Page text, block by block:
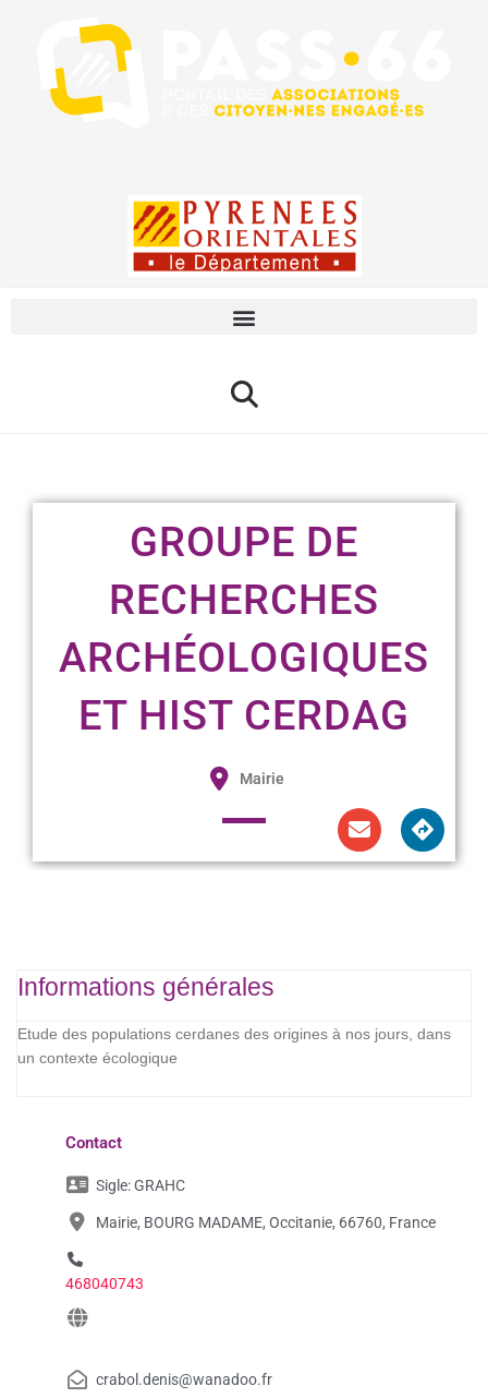
GROUPE DE
RECHERCHES
ARCHÉOLOGIQUES
ET HIST CERDAG
Mairie
Informations générales
Etude des populations cerdanes des origines à nos jours, dans
un contexte écologique
Contact
Sigle:GRAHC
Mairie, BOURG MADAME, Occitanie, 66760, France
468040743
crabol.denis@wanadoo.fr